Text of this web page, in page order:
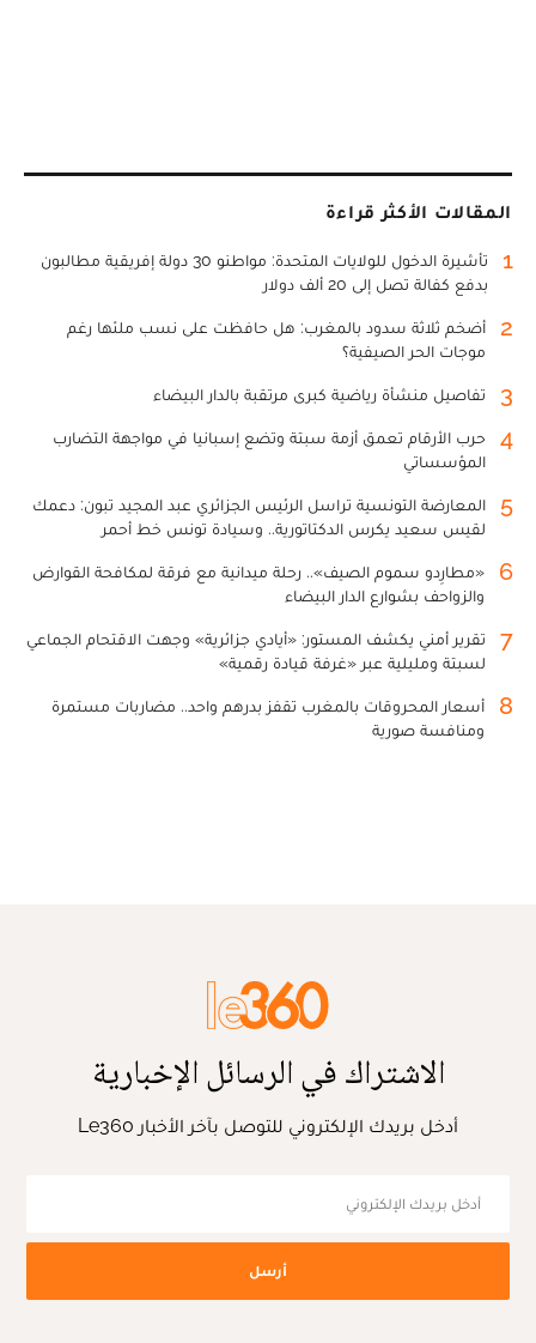
المقالات الأكثر قراءة
1
تأشيرة الدخول للولايات المتحدة: مواطنو 30 دولة إفريقية مطالبون
بدفع كفالة تصل إلى 20 ألف دولار
2
أضخم ثلاثة سدود بالمغرب: هل حافظت على نسب ملئها رغم
موجات الحر الصيفية؟
3 تفاصيل منشأة رياضية كبرى مرتقبة بالدار البيضاء
4
حرب الأرقام تعمق أزمة سبتة وتضع إسبانيا في مواجهة التضارب
المؤسساتي
5
المعارضة التونسية تراسل الرئيس الجزائري عبد المجيد تبون: دعمك
لقيس سعيد يكرس الدكتاتورية.. وسيادة تونس خط أحمر
6
«مطارِدو سموم الصيف».. رحلة ميدانية مع فرقة لمكافحة القوارض
والزواحف بشوارع الدار البيضاء
7
تقرير أمني يكشف المستور: «أيادي جزائرية» وجهت الاقتحام الجماعي
لسبتة ومليلية عبر «غرفة قيادة رقمية»
8
أسعار المحروقات بالمغرب تقفز بدرهم واحد.. مضاربات مستمرة
ومنافسة صورية
الاشتراك في الرسائل الإخبارية
أدخل بريدك الإلكتروني للتوصل بآخر الأخبار Le360
أرسل